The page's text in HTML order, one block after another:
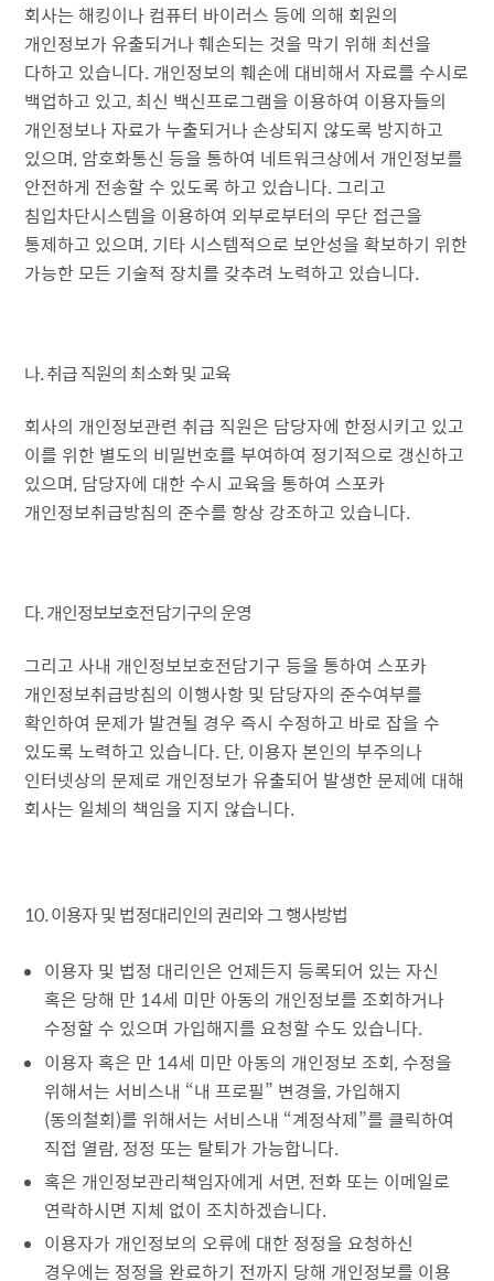
회사는 해킹이나 컴퓨터 바이러스 등에 의해 회원의
개인정보가 유출되거나 훼손되는 것을 막기 위해 최선을
다하고 있습니다. 개인정보의 훼손에 대비해서 자료를 수시로
백업하고 있고, 최신 백신프로그램을 이용하여 이용자들의
개인정보나 자료가 누출되거나 손상되지 않도록 방지하고
있으며, 암호화통신 등을 통하여 네트워크상에서 개인정보를
안전하게 전송할 수 있도록 하고 있습니다. 그리고
침입차단시스템을 이용하여 외부로부터의 무단 접근을
통제하고 있으며, 기타 시스템적으로 보안성을 확보하기 위한
가능한 모든 기술적 장치를 갖추려 노력하고 있습니다.
나. 취급 직원의 최소화 및 교육
회사의 개인정보관련 취급 직원은 담당자에 한정시키고 있고
이를 위한 별도의 비밀번호를 부여하여 정기적으로 갱신하고
있으며, 담당자에 대한 수시 교육을 통하여 스포카
개인정보취급방침의 준수를 항상 강조하고 있습니다.
다. 개인정보보호전담기구의 운영
그리고 사내 개인정보보호전담기구 등을 통하여 스포카
개인정보취급방침의 이행사항 및 담당자의 준수여부를
확인하여 문제가 발견될 경우 즉시 수정하고 바로 잡을 수
있도록 노력하고 있습니다. 단, 이용자 본인의 부주의나
인터넷상의 문제로 개인정보가 유출되어 발생한 문제에 대해
회사는 일체의 책임을 지지 않습니다.
10. 이용자 및 법정대리인의 권리와 그 행사방법
이용자 및 법정 대리인은 언제든지 등록되어 있는 자신
혹은 당해 만 14세 미만 아동의 개인정보를 조회하거나
수정할 수 있으며 가입해지를 요청할 수도 있습니다.
이용자 혹은 만 14세 미만 아동의 개인정보 조회, 수정을
위해서는 서비스내 내 프로필 변경을, 가입해지
(동의철회)를 위해서는 서비스내 계정삭제 를 클릭하여
직접 열람, 정정 또는 탈퇴가 가능합니다.
혹은 개인정보관리책임자에게 서면, 전화 또는 이메일로
연락하시면 지체 없이 조치하겠습니다.
이용자가 개인정보의 오류에 대한 정정을 요청하신
경우에는 정정을 완료하기 전까지 당해 개인정보를 이용